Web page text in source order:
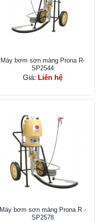
Máy bơm sơn màng Prona R-
SP2544
Giá: Liên hệ
Máy bơm sơn màng Prona R -
SP2578